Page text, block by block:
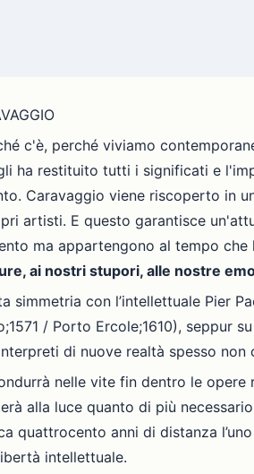
c'è, perché viviamo
ha restituito tutti i significati e
Caravaggio viene riscoperto in
artisti. E questo garantisce
ma appartengono al tempo
ai nostri stupori, alle nostre
simmetria con l’intellettuale Pier
/ Porto Ercole;1610), seppur
di nuove realtà spesso non
nelle vite fin dentro le opere
alla luce quanto di più
anni di distanza
intellettuale.